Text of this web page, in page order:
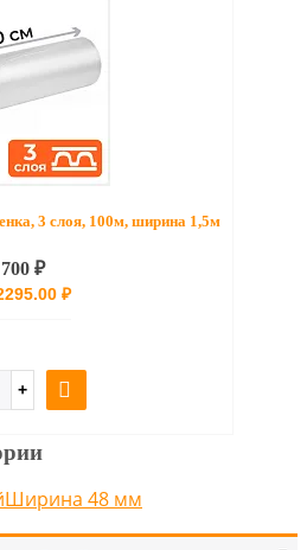
3 слоя, 100м, ширина 1,5м
₽
₽
Ширина 48 мм